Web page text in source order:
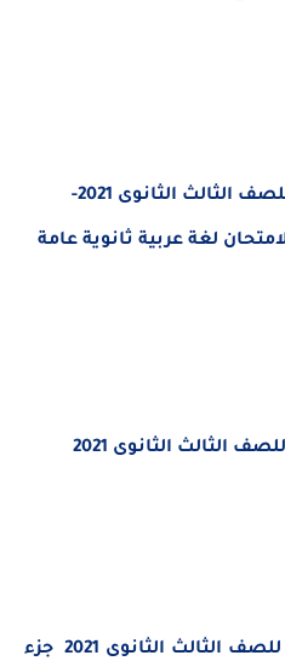
اجابات كتاب الامتحان عربى للصف الثالث الثانوى 2021-
الامتحان لغة عربية ثانوية عامة
اجابات كتاب الامتحان عربى للصف الثالث الثانوى 2021
الثالث الثانوى 2021
جزء